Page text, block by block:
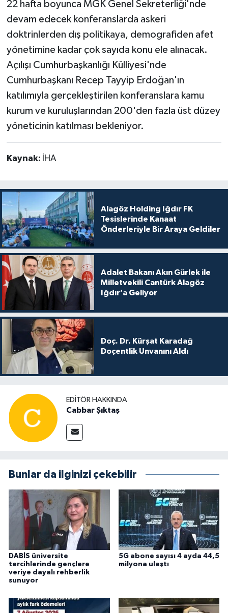
22 hafta boyunca MGK Genel Sekreterliği'nde
devam edecek konferanslarda askeri
doktrinlerden dış politikaya, demografiden afet
yönetimine kadar çok sayıda konu ele alınacak.
Açılışı Cumhurbaşkanlığı Külliyesi'nde
Cumhurbaşkanı Recep Tayyip Erdoğan'ın
katılımıyla gerçekleştirilen konferanslara kamu
kurum ve kuruluşlarından 200'den fazla üst düzey
yöneticinin katılması bekleniyor.
Kaynak: İHA
Alagöz Holding Iğdır FK
Tesislerinde Kanaat
Önderleriyle Bir Araya Geldiler
Adalet Bakanı Akın Gürlek ile
Milletvekili Cantürk Alagöz
Iğdır’a Geliyor
Doç. Dr. Kürşat Karadağ
Doçentlik Unvanını Aldı
EDITÖR HAKKINDA
Cabbar Şıktaş
Bunlar da ilginizi çekebilir
DABİS üniversite
tercihlerinde gençlere
veriye dayalı rehberlik
sunuyor
5G abone sayısı 4 ayda 44,5
milyona ulaştı